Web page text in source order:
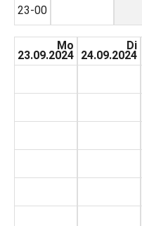
23-00
Mo
23.09.2024
Di
24.09.2024